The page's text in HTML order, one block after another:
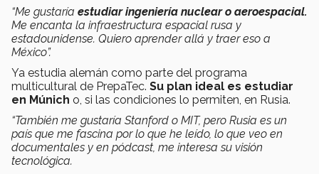
“Me gustaría estudiar ingeniería nuclear o aeroespacial.
Me encanta la infraestructura espacial rusa y
estadounidense. Quiero aprender allá y traer eso a
México”.
Ya estudia alemán como parte del programa
multicultural de PrepaTec. Su plan ideal es estudiar
en Múnich o, si las condiciones lo permiten, en Rusia.
“También me gustaría Stanford o MIT, pero Rusia es un
país que me fascina por lo que he leído, lo que veo en
documentales y en pódcast, me interesa su visión
tecnológica.